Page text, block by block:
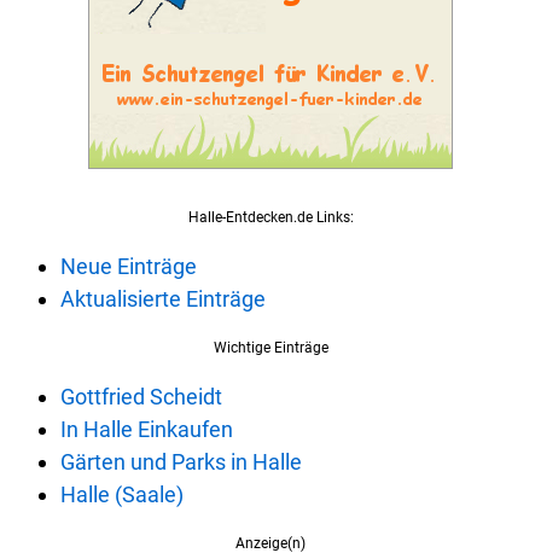
Halle-Entdecken.de Links:
Neue Einträge
Aktualisierte Einträge
Wichtige Einträge
Gottfried Scheidt
In Halle Einkaufen
Gärten und Parks in Halle
Halle (Saale)
Anzeige(n)